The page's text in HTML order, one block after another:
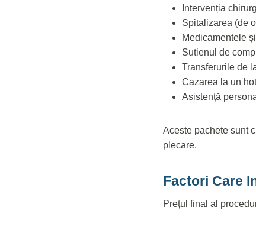
Intervenția
Spitalizarea (de
Medicamentele
Sutienul de
Transferurile de
Cazarea la un
Asistență
Aceste pachete sunt
plecare.
Factori Care
Prețul final al